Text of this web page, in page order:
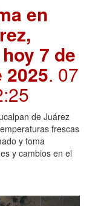
en
7 de
2025. 07
de Juárez
frescas
y toma
y cambios en el